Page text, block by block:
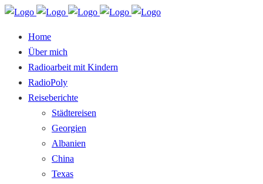
Home
Über mich
Radioarbeit mit Kindern
RadioPoly
Reiseberichte
Städtereisen
Georgien
Albanien
China
Texas